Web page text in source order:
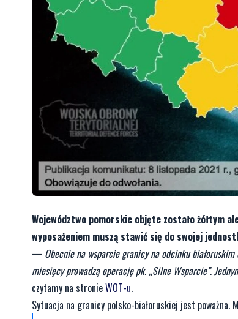
Województwo pomorskie objęte zostało żółtym
wyposażeniem muszą stawić się do swojej
— Obecnie na wsparcie granicy na odcinku
miesięcy prowadzą operację pk. „Silne Wsparcie”.
czytamy na stronieWOT-u.
Sytuacja na granicy polsko-białoruskiej jest